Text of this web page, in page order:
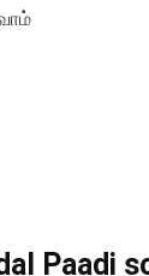
Paadi